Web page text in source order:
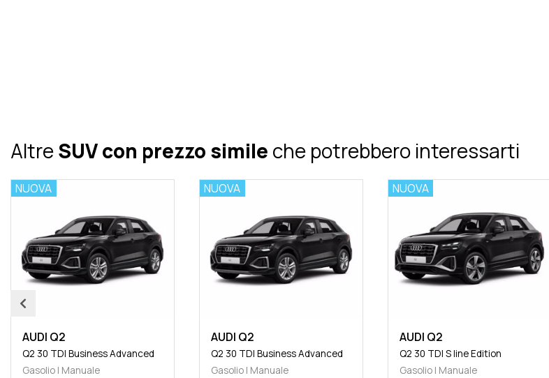
AltreSUV con prezzo simile che potrebbero interessarti
NUOVA
AUDI Q2
Q2 30 TDI Business Advanced
Gasolio | Manuale
NUOVA
AUDI Q2
Q2 30 TDI Business Advanced
Gasolio | Manuale
NUOVA
AUDI Q2
Q2 30 TDI S line Edition
Gasolio | Manuale